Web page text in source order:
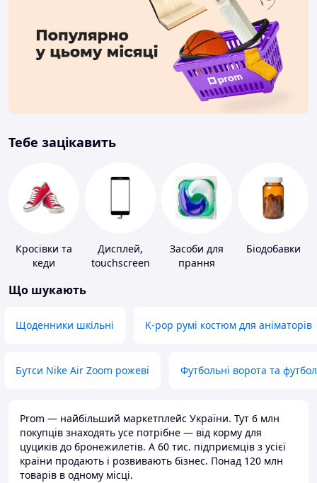
Тебе зацікавить
Кросівки та
кеди
Дисплей,
touchscreen
Засоби для
прання
Біодобавки
Що шукають
Щоденники шкільні K-pop румі костюм для аніматорів
Бутси Nike Air Zoom рожеві Футбольні ворота та
Prom — найбільший маркетплейс України. Тут 6 млн
покупців знаходять усе потрібне — від корму для
цуциків до бронежилетів. А 60 тис. підприємців з усієї
країни продають і розвивають бізнес. Понад 120 млн
товарів в одному місці.